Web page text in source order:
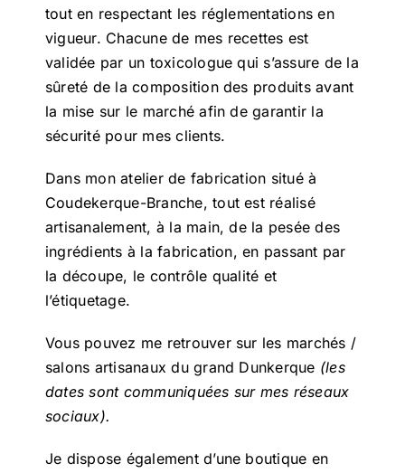
tout en respectant les réglementations en
vigueur. Chacune de mes recettes est
validée par un toxicologue qui s’assure de la
sûreté de la composition des produits avant
la mise sur le marché afin de garantir la
sécurité pour mes clients.
Dans mon atelier de fabrication situé à
Coudekerque-Branche, tout est réalisé
artisanalement, à la main, de la pesée des
ingrédients à la fabrication, en passant par
la découpe, le contrôle qualité et
l’étiquetage.
Vous pouvez me retrouver sur les marchés /
salons artisanaux du grand Dunkerque (les
dates sont communiquées sur mes réseaux
sociaux).
Je dispose également d’une boutique en